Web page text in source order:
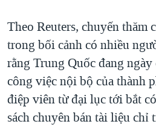
QUAN HỆ VIỆT MỸ
Theo Reuters, chuyến thăm
trong bối cảnh có nhiều
rằng Trung Quốc đang
công việc nội bộ của thành
điệp viên từ đại lục tới bắt
sách chuyên bán tài liệu chỉ